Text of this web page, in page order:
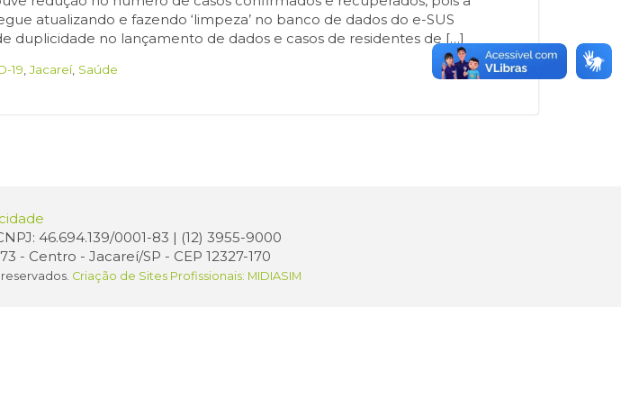
atualizando e fazendo ‘limpeza’ no banco de dados do e-SUS
duplicidade no lançamento de dados e casos de residentes de […]
19 ,Jacareí, Saúde
46.694.139/0001-83 | (12) 3955-9000
- Centro - Jacareí/SP - CEP 12327-170
Criação de Sites Profissionais: MIDIASIM